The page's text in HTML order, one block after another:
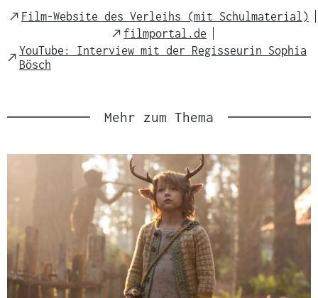
External
Film-Website des Verleihs (mit Schulmaterial)
External
Link
filmportal.de
External
Link
YouTube: Interview mit der Regisseurin Sophia
Bösch
Mehr zum Thema